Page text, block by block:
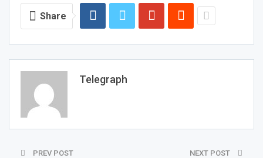
Share
Telegraph
PREV POST NEXT POST